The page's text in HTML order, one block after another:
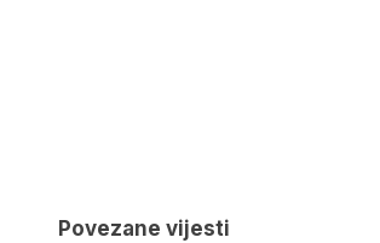
Povezane vijesti